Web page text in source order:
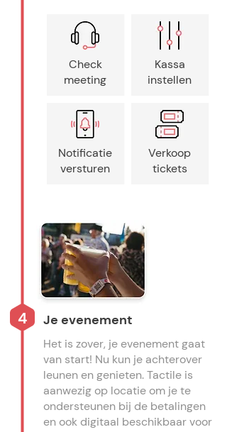
Check
meeting
Notificatie
versturen
Kassa
instellen
Verkoop
tickets
4 Je evenement
Het is zover, je evenement gaat
van start! Nu kun je achterover
leunen en genieten. Tactile is
aanwezig op locatie om je te
ondersteunen bij de betalingen
en ook digitaal beschikbaar voor